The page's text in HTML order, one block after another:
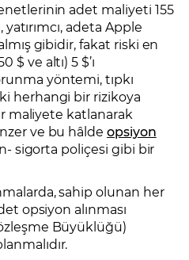
adet maliyeti 155
yatırımcı, adeta Apple
gibidir, fakat riski en
ve altı) 5 $’ı
yöntemi, tıpkı
herhangi bir rizikoya
maliyete katlanarak
ve bu hâldeopsiyon
sigorta poliçesi gibi bir
sahip olunan her
opsiyon alınması
Büyüklüğü)